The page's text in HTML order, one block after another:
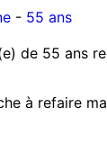
- 55 ans
de 55 ans
à refaire